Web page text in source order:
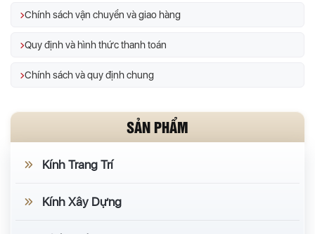
Chính sách vận chuyển và giao hàng
Quy định và hình thức thanh toán
Chính sách và quy định chung
SẢN PHẨM
Kính Trang Trí
Kính Xây Dựng